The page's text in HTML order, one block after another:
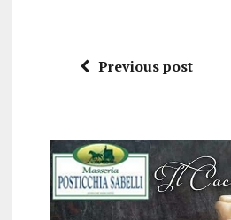
Previous post